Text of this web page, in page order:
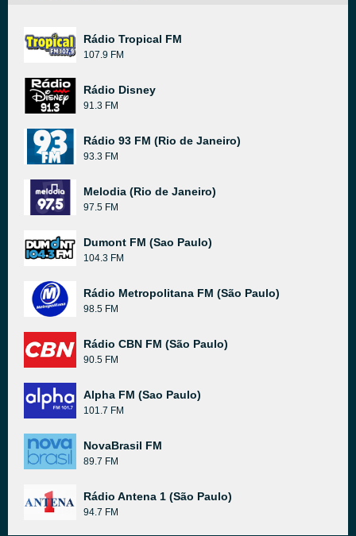
Rádio Tropical FM
107.9 FM
Rádio Disney
91.3 FM
Rádio 93 FM (Rio de Janeiro)
93.3 FM
Melodia (Rio de Janeiro)
97.5 FM
Dumont FM (Sao Paulo)
104.3 FM
Rádio Metropolitana FM (São Paulo)
98.5 FM
Rádio CBN FM (São Paulo)
90.5 FM
Alpha FM (Sao Paulo)
101.7 FM
NovaBrasil FM
89.7 FM
Rádio Antena 1 (São Paulo)
94.7 FM